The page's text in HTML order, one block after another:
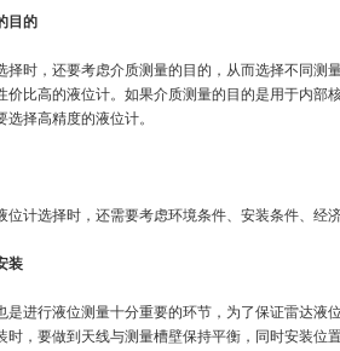
目的
择时，还要考虑介质测量的目的，从而选择不同测
价比高的液位计。如果介质测量的目的是用于内部
择高精度的液位计。
位计选择时，还需要考虑环境条件、安装条件、经
装
是进行液位测量十分重要的环节，为了保证雷达
时，要做到天线与测量槽壁保持平衡，同时安装